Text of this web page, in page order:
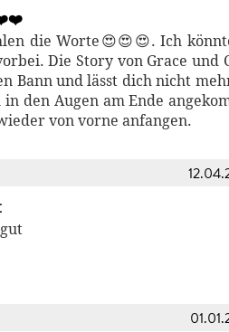
die Worte😍😍😍. Ich
Die Story von Grace und
Bann und lässt dich nicht
in den Augen am Ende
von vorne anfangen.